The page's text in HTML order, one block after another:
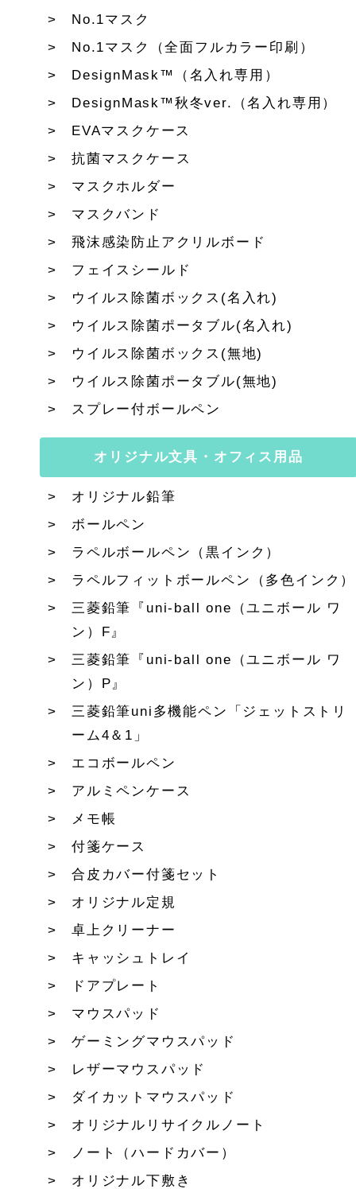
No.1マスク
No.1マスク（全面フルカラー印刷）
DesignMask™（名入れ専用）
DesignMask™秋冬ver.（名入れ専用）
EVAマスクケース
抗菌マスクケース
マスクホルダー
マスクバンド
飛沫感染防止アクリルボード
フェイスシールド
ウイルス除菌ボックス(名入れ)
ウイルス除菌ポータブル(名入れ)
ウイルス除菌ボックス(無地)
ウイルス除菌ポータブル(無地)
スプレー付ボールペン
オリジナル文具・オフィス用品
オリジナル鉛筆
ボールペン
ラペルボールペン（黒インク）
ラペルフィットボールペン（多色インク）
三菱鉛筆『uni-ball one（ユニボール ワ
ン）F』
三菱鉛筆『uni-ball one（ユニボール ワ
ン）P』
三菱鉛筆uni多機能ペン「ジェットストリ
ーム4＆1」
エコボールペン
アルミペンケース
メモ帳
付箋ケース
合皮カバー付箋セット
オリジナル定規
卓上クリーナー
キャッシュトレイ
ドアプレート
マウスパッド
ゲーミングマウスパッド
レザーマウスパッド
ダイカットマウスパッド
オリジナルリサイクルノート
ノート（ハードカバー）
オリジナル下敷き